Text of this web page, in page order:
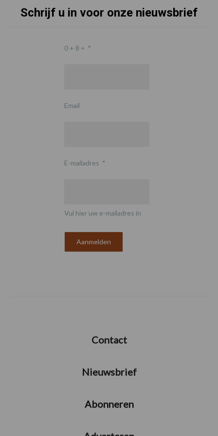
Schrijf u in voor onze nieuwsbrief
0 + 8 = *
Email
E-mailadres *
Vul hier uw e-mailadres in
Contact
Nieuwsbrief
Abonneren